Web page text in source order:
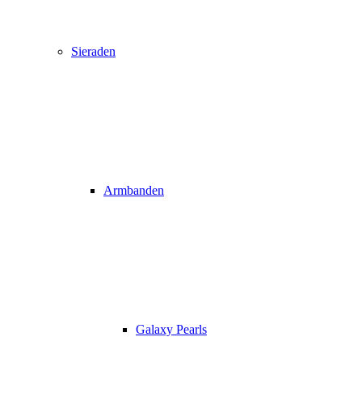
Sieraden
Armbanden
Galaxy Pearls